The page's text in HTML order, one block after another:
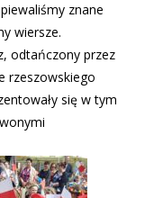
znane
wiersze.
odtańczony przez
rzeszowskiego
się w tym